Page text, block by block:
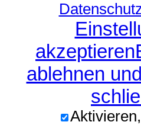
akzeptieren
ablehnen